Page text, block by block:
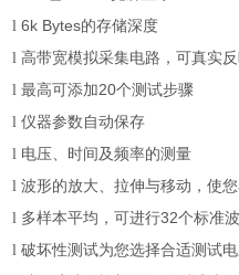
l 6k Bytes的存储深度
l 高带宽模拟采集电路，可真实
l 最高可添加20个测试步骤
l 仪器参数自动保存
l 电压、时间及频率的测量
l 波形的放大、拉伸与移动，使
l 多样本平均，可进行32个标准
l 破坏性测试为您选择合适测试